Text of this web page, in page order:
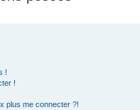
!
!
plus me connecter ?!